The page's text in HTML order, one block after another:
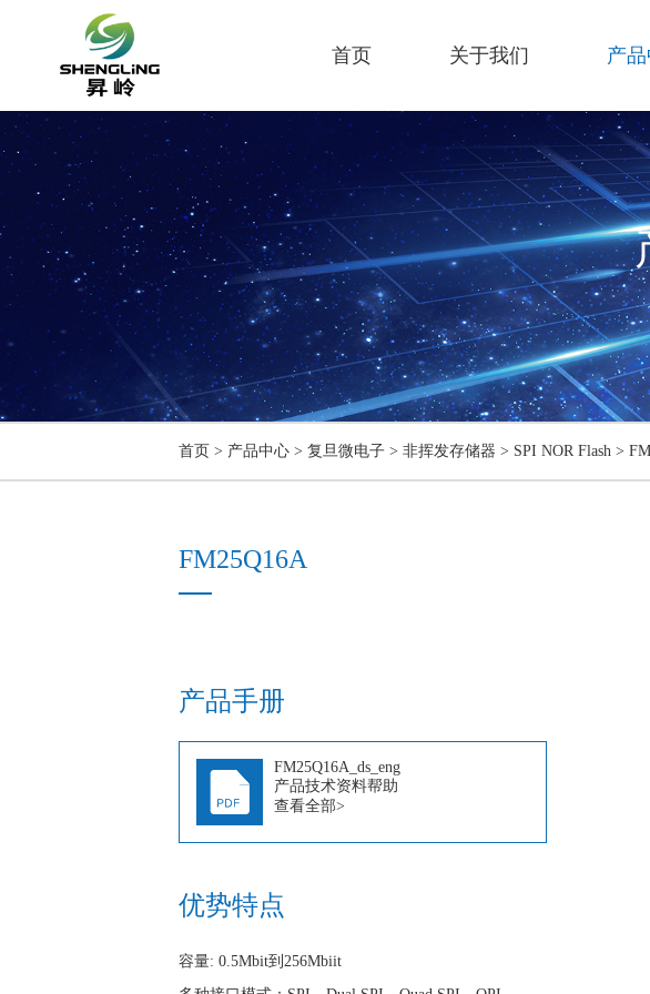
首页 关于我们 产
首页 > 产品中心 >复旦微电子 >非挥发存储器 > SPI NOR Flash >
FM25Q16A
产品手册
FM25Q16A_ds_eng
产品技术资料帮助
查看全部>
优势特点
容量: 0.5Mbit到256Mbiit